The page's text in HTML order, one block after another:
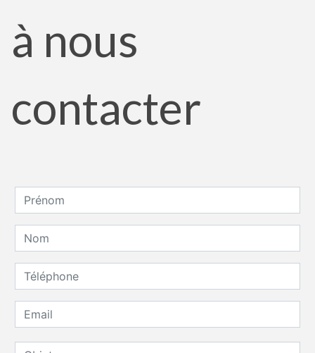
à nous
contacter